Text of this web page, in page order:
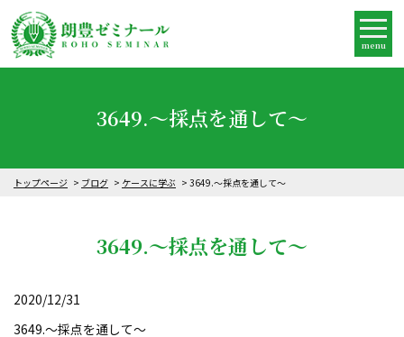
menu
3649.～採点を通して～
トップページ ブログ ケースに学ぶ 3649.～採点を通して～
3649.～採点を通して～
2020/12/31
3649.～採点を通して～